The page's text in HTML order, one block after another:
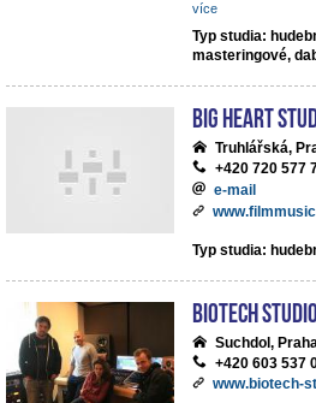
více
Typ studia:
masteringové,
Big Heart
Truhlářská,
+420 720 577
e-mail
Typ studia:
BIOTECH STUDIO
Suchdol,
+420 603 537
www.biotech-